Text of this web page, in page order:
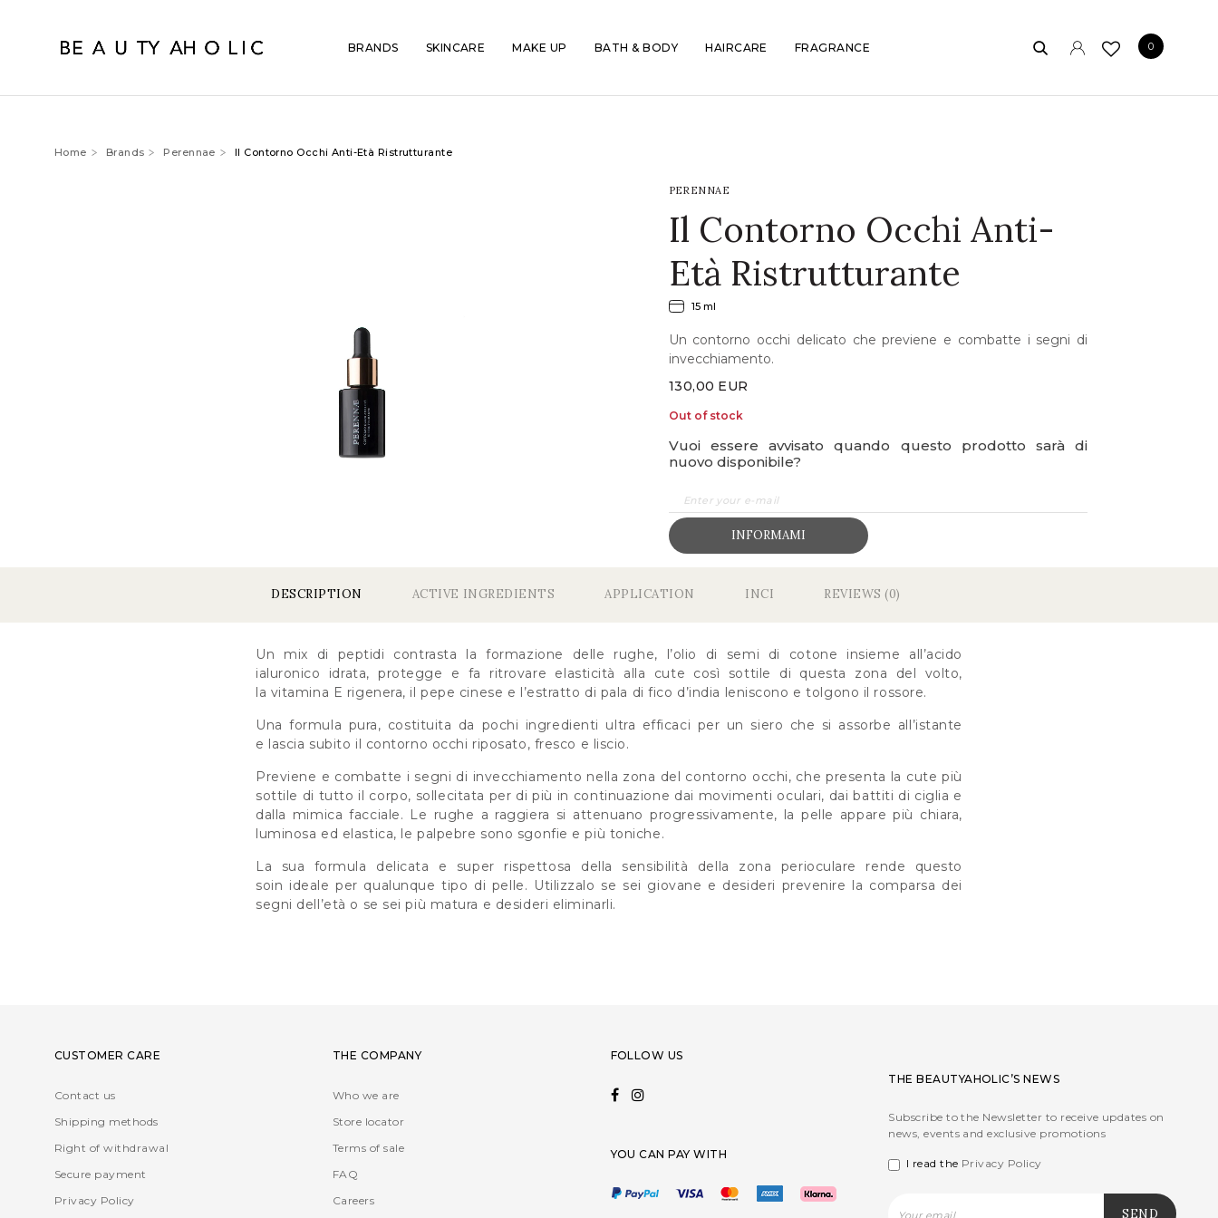
0
BRANDS SKINCARE MAKE UP BATH & BODY HAIRCARE FRAGRANCE
Home Brands Perennae Il Contorno Occhi Anti-Età Ristrutturante
PERENNAE
Il Contorno Occhi Anti-
Età Ristrutturante
15 ml
Un contorno occhi delicato che previene e combatte i segni di
invecchiamento.
130,00 EUR
Out of stock
Vuoi essere avvisato quando questo prodotto sarà di
nuovo disponibile?
INFORMAMI
DESCRIPTION ACTIVE INGREDIENTS APPLICATION INCI REVIEWS (0)
Un mix di peptidi contrasta la formazione delle rughe, l’olio di semi di cotone insieme all’acido
ialuronico idrata, protegge e fa ritrovare elasticità alla cute così sottile di questa zona del volto,
la vitamina E rigenera, il pepe cinese e l’estratto di pala di fico d’india leniscono e tolgono il rossore.
Una formula pura, costituita da pochi ingredienti ultra efficaci per un siero che si assorbe all’istante
e lascia subito il contorno occhi riposato, fresco e liscio.
Previene e combatte i segni di invecchiamento nella zona del contorno occhi, che presenta la cute più
sottile di tutto il corpo, sollecitata per di più in continuazione dai movimenti oculari, dai battiti di ciglia e
dalla mimica facciale. Le rughe a raggiera si attenuano progressivamente, la pelle appare più chiara,
luminosa ed elastica, le palpebre sono sgonfie e più toniche.
La sua formula delicata e super rispettosa della sensibilità della zona perioculare rende questo
soin ideale per qualunque tipo di pelle. Utilizzalo se sei giovane e desideri prevenire la comparsa dei
segni dell’età o se sei più matura e desideri eliminarli.
CUSTOMER CARE
Contact us
Shipping methods
Right of withdrawal
Secure payment
Privacy Policy
THE COMPANY
Who we are
Store locator
Terms of sale
FAQ
Careers
FOLLOW US
YOU CAN PAY WITH
THE BEAUTYAHOLIC’S NEWS
Subscribe to the Newsletter to receive updates on
news, events and exclusive promotions
I read the Privacy Policy